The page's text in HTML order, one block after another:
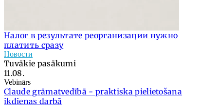
Налог в результате реорганизации нужно
платить сразу
Новости
Tuvākie pasākumi
11.08.
Vebinārs
Claude grāmatvedībā - praktiska pielietošana
ikdienas darbā